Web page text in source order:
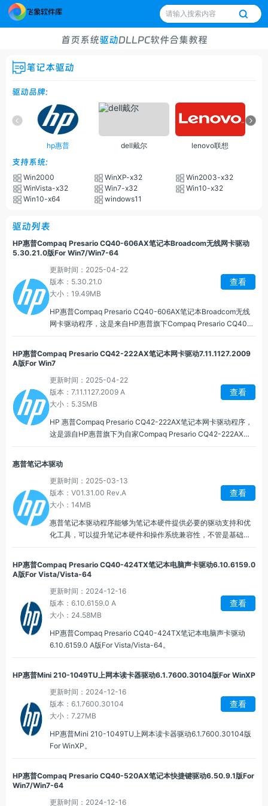
首页系统驱动DLLPC软件合集教程
笔记本驱动
驱动品牌:
hp惠普 dell戴尔 lenovo联想
支持系统:
Win2000 WinXP-x32
Win2003-x32
WinVista-x32
Win7-x32
Win10-x32
Win10-x64
windows11
驱动列表
HP惠普Compaq Presario CQ40-606AX笔记本Broadcom无线网卡驱动
5.30.21.0版For Win7/Win7-64
更新时间：2025-04-22
版本：5.30.21.0
大小：19.49MB
查看
HP惠普Compaq Presario CQ40-606AX笔记本Broadcom无线
网卡驱动程序，这是来自HP惠普旗下Compaq Presario CQ40-
Presario CQ40-606AX笔记本选用了 Broadcom(博通)相关型号
的无线网卡，常见的如 Broadcom BCM4310.为用户带来便捷的
HP惠普Compaq Presario CQ42-222AX笔记本网卡驱动7.11.1127.2009
A版For Win7
更新时间：2025-04-22
版本：7.11.1127.2009 A
大小：5.35MB
查看
HP 惠普Compaq Presario CQ42-222AX笔记本网卡驱动程序，
这是源自HP惠普旗下为自家Compaq Presario CQ42-222AX笔
预算有限用户的优选移动计算设备。
惠普笔记本驱动
更新时间：2025-03-13
版本：V01.31.00 Rev.A
大小：14MB
查看
惠普笔记本驱动程序能够为笔记本硬件提供必要的驱动支持和优
化工具，可以提升笔记本硬件和操作系统兼容性，不管是基础的
都能够为用户提供一个高效、舒适的使用环境。
HP惠普Compaq Presario CQ40-424TX笔记本电脑声卡驱动6.10.6159.0
A版For Vista/Vista-64
更新时间：2024-12-16
版本：6.10.6159.0 A
大小：24.58MB
查看
HP惠普Compaq Presario CQ40-424TX笔记本电脑声卡驱动
6.10.6159.0 A版For Vista/Vista-64。
HP惠普Mini 210-1049TU上网本读卡器驱动6.1.7600.30104版For WinXP
更新时间：2024-12-16
版本：6.1.7600.30104
大小：7.27MB
查看
HP惠普Mini 210-1049TU上网本读卡器驱动6.1.7600.30104版
For WinXP。
HP惠普Compaq Presario CQ40-520AX笔记本快捷键驱动6.50.9.1版For
Win7/Win7-64
更新时间：2024-12-16